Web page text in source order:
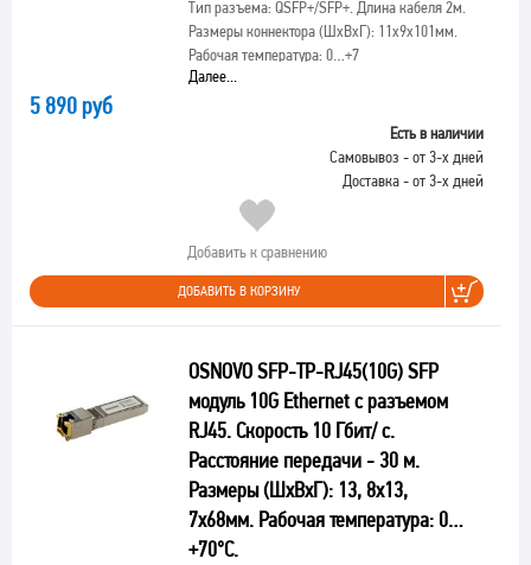
Тип разъема: QSFP+/SFP+. Длина кабеля 2м.
Размеры коннектора (ШхВхГ): 11x9x101мм.
Рабочая температура: 0…+7
Далее...
5 890 руб
Есть в наличии
Самовывоз - от 3-х дней
Доставка - от 3-х дней
Добавить к сравнению
ДОБАВИТЬ В КОРЗИНУ
OSNOVO SFP-TP-RJ45(10G) SFP
модуль 10G Ethernet с разъемом
RJ45. Скорость 10 Гбит/ с.
Расстояние передачи - 30 м.
Размеры (ШхВхГ): 13, 8x13,
7x68мм. Рабочая температура: 0…
+70°С.